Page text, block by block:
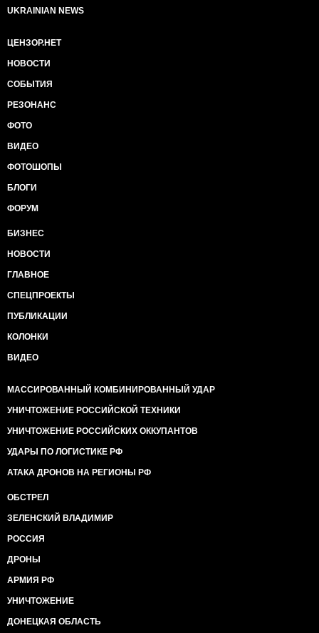
UKRAINIAN NEWS
ЦЕНЗОР.НЕТ
НОВОСТИ
СОБЫТИЯ
РЕЗОНАНС
ФОТО
ВИДЕО
ФОТОШОПЫ
БЛОГИ
ФОРУМ
БИЗНЕС
НОВОСТИ
ГЛАВНОЕ
СПЕЦПРОЕКТЫ
ПУБЛИКАЦИИ
КОЛОНКИ
ВИДЕО
МАССИРОВАННЫЙ КОМБИНИРОВАННЫЙ УДАР
УНИЧТОЖЕНИЕ РОССИЙСКОЙ ТЕХНИКИ
УНИЧТОЖЕНИЕ РОССИЙСКИХ ОККУПАНТОВ
УДАРЫ ПО ЛОГИСТИКЕ РФ
АТАКА ДРОНОВ НА РЕГИОНЫ РФ
ОБСТРЕЛ
ЗЕЛЕНСКИЙ ВЛАДИМИР
РОССИЯ
ДРОНЫ
АРМИЯ РФ
УНИЧТОЖЕНИЕ
ДОНЕЦКАЯ ОБЛАСТЬ